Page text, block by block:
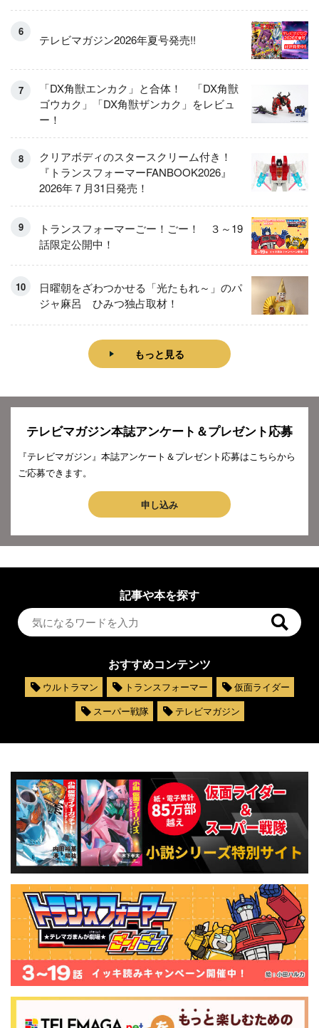
テレビマガジン2026年夏号発売!!
「DX角獣エンカク」と合体！ 「DX角獣
ゴウカク」「DX角獣ザンカク」をレビュ
ー！
クリアボディのスタースクリーム付き！
『トランスフォーマーFANBOOK2026』
2026年７月31日発売！
トランスフォーマーごー！ごー！ ３～19
話限定公開中！
日曜朝をざわつかせる「光たもれ～」のパ
ジャ麻呂 ひみつ独占取材！
もっと見る
テレビマガジン本誌アンケート＆プレゼント応募
『テレビマガジン』本誌アンケート＆プレゼント応募はこちらから
ご応募できます。
申し込み
記事や本を探す
おすすめコンテンツ
ウルトラマン トランスフォーマー
仮面ライダー
スーパー戦隊
テレビマガジン